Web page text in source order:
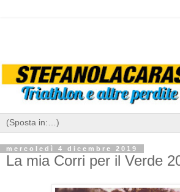
mercoledì 4 dicembre 2019
La mia Corri per il Verde